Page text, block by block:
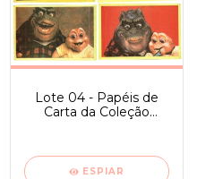
Lote 04 - Papéis de
Carta da Coleção
ESPIAR